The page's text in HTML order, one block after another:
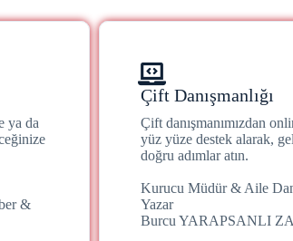
ya da
&
Çift Danışmanlığı
Çift danışmanımızdan
yüz yüze destek alarak,
doğru adımlar atın.
Kurucu Müdür & Aile
Yazar
Burcu YARAPSANLI